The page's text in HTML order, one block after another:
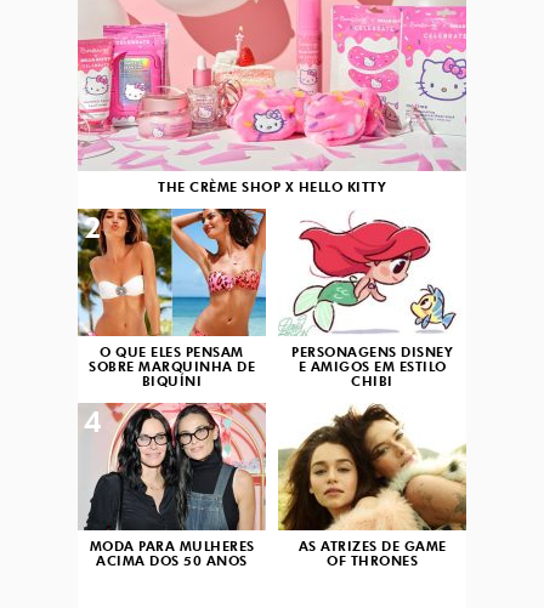
THE CRÈME SHOP X HELLO KITTY
O QUE ELES PENSAM
SOBRE MARQUINHA DE
BIQUÍNI
2
PERSONAGENS DISNEY
E AMIGOS EM ESTILO
CHIBI
3
MODA PARA MULHERES
ACIMA DOS 50 ANOS
4
AS ATRIZES DE GAME
OF THRONES